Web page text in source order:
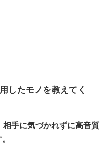
したモノを教えてく
手に気づかれずに高音質